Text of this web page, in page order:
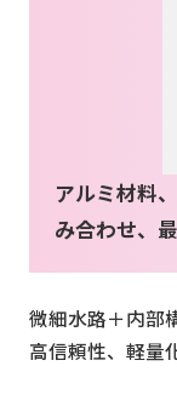
アルミ材料
み合わせ、
微細水路＋内部
高信頼性、軽量